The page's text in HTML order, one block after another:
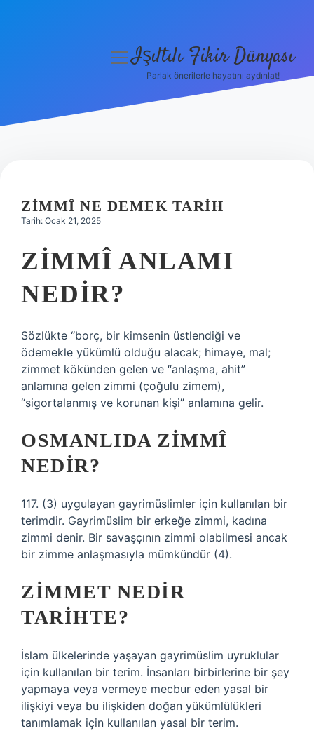
menüyüIşıltılı Fikir Dünyası
Parlak önerilerle hayatını aydınlat!
ZIMMÎ NE DEMEK TARIH
Tarih: Ocak 21, 2025
ZIMMÎ ANLAMI
NEDIR?
Sözlükte “borç, bir kimsenin üstlendiği ve
ödemekle yükümlü olduğu alacak; himaye, mal;
zimmet kökünden gelen ve “anlaşma, ahit”
anlamına gelen zimmi (çoğulu zimem),
“sigortalanmış ve korunan kişi” anlamına gelir.
OSMANLIDA ZIMMÎ
NEDIR?
117. (3) uygulayan gayrimüslimler için kullanılan bir
terimdir. Gayrimüslim bir erkeğe zimmi, kadına
zimmi denir. Bir savaşçının zimmi olabilmesi ancak
bir zimme anlaşmasıyla mümkündür (4).
ZIMMET NEDIR
TARIHTE?
İslam ülkelerinde yaşayan gayrimüslim uyruklular
için kullanılan bir terim. İnsanları birbirlerine bir şey
yapmaya veya vermeye mecbur eden yasal bir
ilişkiyi veya bu ilişkiden doğan yükümlülükleri
tanımlamak için kullanılan yasal bir terim.